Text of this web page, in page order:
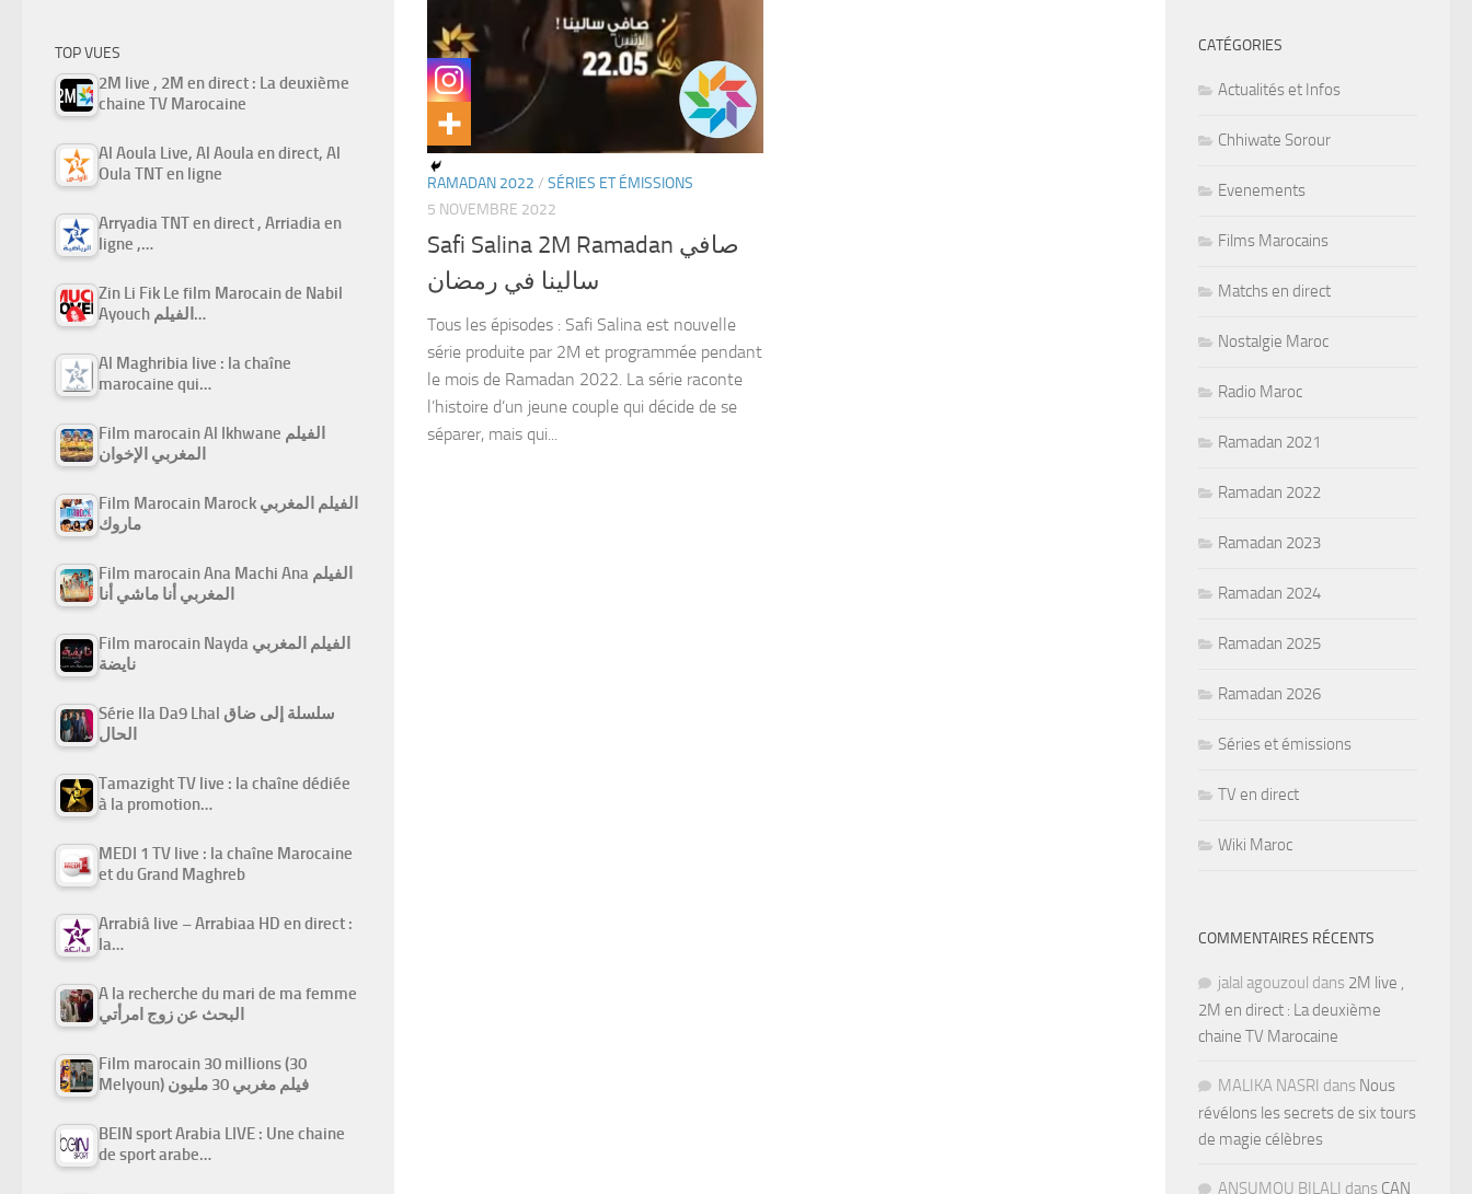
RAMADAN 2022 / SÉRIES ET ÉMISSIONS
5 NOVEMBRE 2022
Safi Salina 2M Ramadan صافي
سالينا في رمضان
Tous les épisodes : Safi Salina est nouvelle
série produite par 2M et programmée pendant
le mois de Ramadan 2022. La série raconte
l’histoire d’un jeune couple qui décide de se
séparer, mais qui...
TOP VUES
2M live , 2M en direct : La deuxième
chaine TV Marocaine
Al Aoula Live, Al Aoula en direct, Al
Oula TNT en ligne
Arryadia TNT en direct , Arriadia en
ligne ,…
Zin Li Fik Le film Marocain de Nabil
Ayouch الفيلم…
Al Maghribia live : la chaîne
marocaine qui…
Film marocain Al Ikhwane الفيلم
المغربي الإخوان
Film Marocain Marock الفيلم المغربي
ماروك
Film marocain Ana Machi Ana الفيلم
المغربي أنا ماشي أنا
Film marocain Nayda الفيلم المغربي
نايضة
Série Ila Da9 Lhal سلسلة إلى ضاق
الحال
Tamazight TV live : la chaîne dédiée
à la promotion…
MEDI 1 TV live : la chaîne Marocaine
et du Grand Maghreb
Arrabiâ live – Arrabiaa HD en direct :
la…
A la recherche du mari de ma femme
البحث عن زوج امرأتي
Film marocain 30 millions (30
Melyoun) فيلم مغربي 30 مليون
BEIN sport Arabia LIVE : Une chaine
de sport arabe…
CATÉGORIES
Actualités et Infos
Chhiwate Sorour
Evenements
Films Marocains
Matchs en direct
Nostalgie Maroc
Radio Maroc
Ramadan 2021
Ramadan 2022
Ramadan 2023
Ramadan 2024
Ramadan 2025
Ramadan 2026
Séries et émissions
TV en direct
Wiki Maroc
COMMENTAIRES RÉCENTS
jalal agouzoul dans 2M live ,
2M en direct : La deuxième
chaine TV Marocaine
MALIKA NASRI dans Nous
révélons les secrets de six tours
de magie célèbres
ANSUMOU BILALI dans CAN